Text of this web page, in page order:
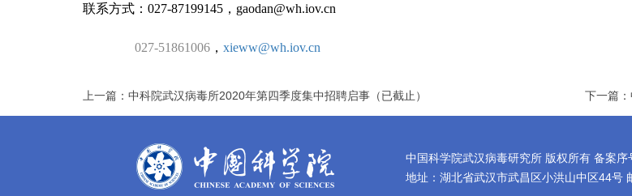
联系方式：027-87199145， gaodan@wh.iov.cn
027-51861006 ， xieww@wh.iov.cn
上一篇：中科院武汉病毒所2020年第四季度集中招聘启事（已截止） 下一篇
中国科学院武汉病毒研究所 版权所有 备案
地址：湖北省武汉市武昌区小洪山中区44号